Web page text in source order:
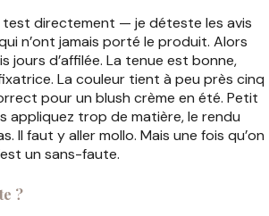
test directement — je déteste les avis
n’ont jamais porté le produit. Alors
jours d’affilée. La tenue est bonne,
La couleur tient à peu près cinq
pour un blush crème en été. Petit
appliquez trop de matière, le rendu
Il faut y aller mollo. Mais une fois qu’on
un sans-faute.
?